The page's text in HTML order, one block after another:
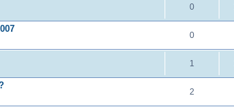
0
0
1
2